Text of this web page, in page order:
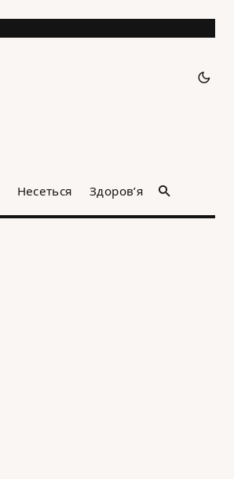
Несеться Здоров’я